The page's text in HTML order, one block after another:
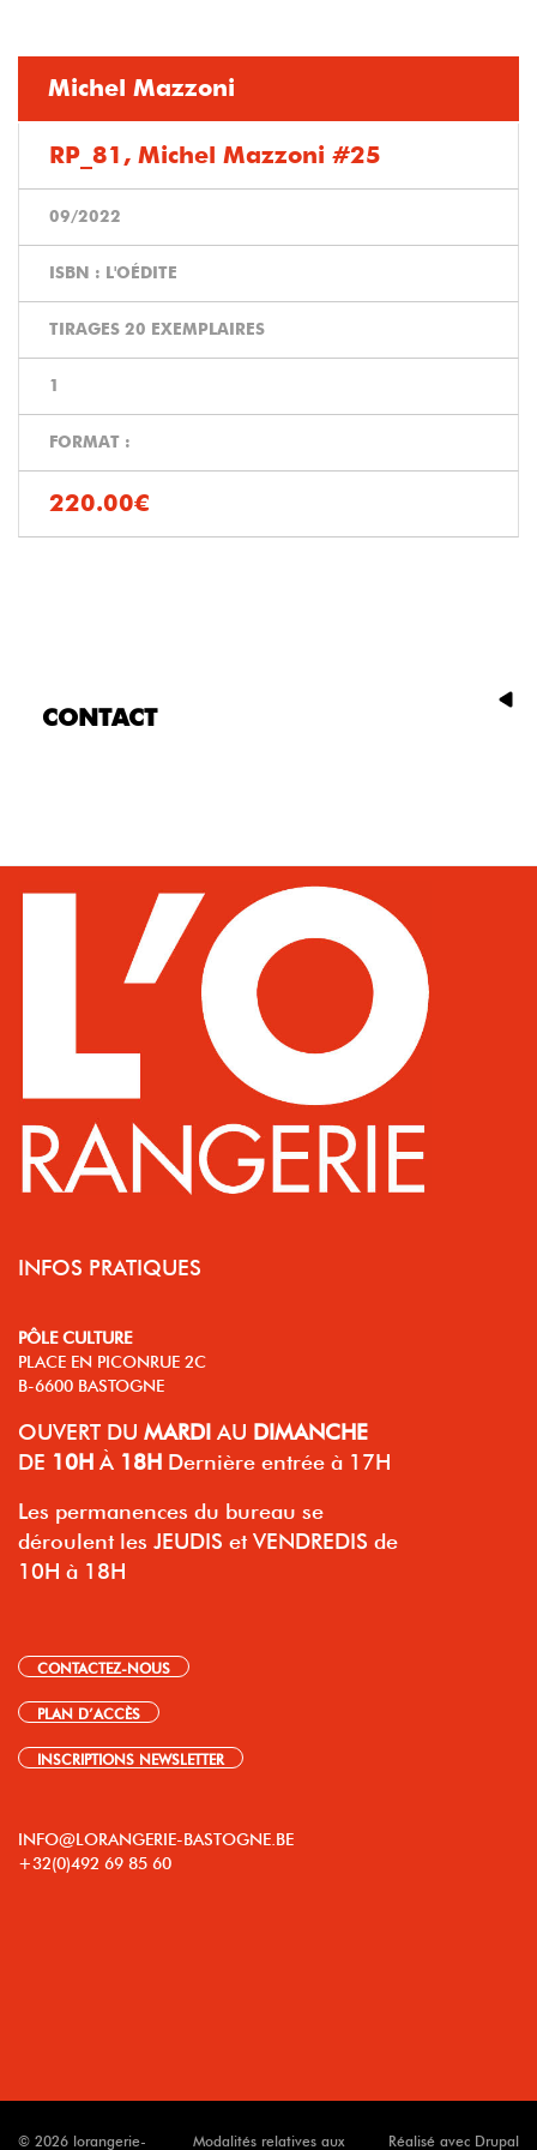
Michel Mazzoni
RP_81, Michel Mazzoni #25
09/2022
ISBN : L'OÉDITE
TIRAGES 20 EXEMPLAIRES
1
FORMAT :
220.00€
CONTACT
INFOS PRATIQUES
PÔLE CULTURE
PLACE EN PICONRUE 2C
B-6600 BASTOGNE
OUVERT DU MARDI AU DIMANCHE
DE 10H À 18H Dernière entrée à 17H
Les permanences du bureau se
déroulent les JEUDIS et VENDREDIS de
10H à 18H
CONTACTEZ-NOUS
PLAN D’ACCÈS
INSCRIPTIONS NEWSLETTER
INFO@LORANGERIE-BASTOGNE.BE
+32(0)492 69 85 60
© 2026 lorangerie- Modalités relatives aux Réalisé avec Drupal